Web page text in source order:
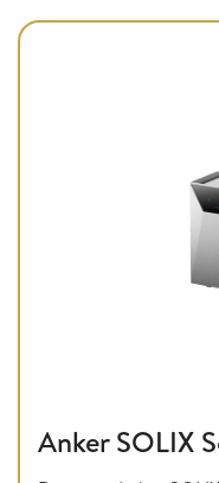
Anker SOLIX